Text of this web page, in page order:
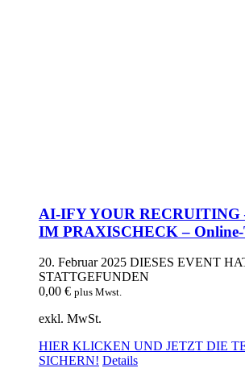
AI-IFY YOUR RECRUITING
IM PRAXISCHECK –
20. Februar 2025 DIESES EVENT
STATTGEFUNDEN
0,00 € plus Mwst.
exkl. MwSt.
HIER KLICKEN UND JETZT DIE
SICHERN! Details